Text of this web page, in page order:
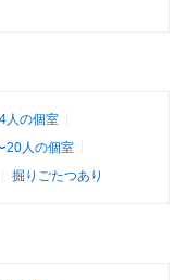
人の個室
20人の個室
掘りごたつあり